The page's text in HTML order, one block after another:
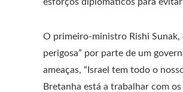
O primeiro-ministro Rishi Sunak,
perigosa” por parte de um
ameaças, “Israel tem todo o
Bretanha está a trabalhar com